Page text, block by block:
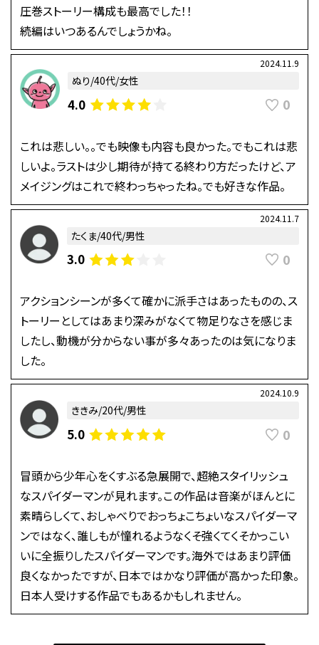
圧巻ストーリー構成も最高でした！！
続編はいつあるんでしょうかね。
2024.11.9
ぬり/40代/女性
4.0 0
これは悲しい。。でも映像も内容も良かった。でもこれは悲
しいよ。ラストは少し期待が持てる終わり方だったけど、ア
メイジングはこれで終わっちゃったね。でも好きな作品。
2024.11.7
たくま/40代/男性
3.0 0
アクションシーンが多くて確かに派手さはあったものの、ス
トーリーとしてはあまり深みがなくて物足りなさを感じま
したし、動機が分からない事が多々あったのは気になりま
した。
2024.10.9
ききみ/20代/男性
5.0 0
冒頭から少年心をくすぶる急展開で、超絶スタイリッシュ
なスパイダーマンが見れます。この作品は音楽がほんとに
素晴らしくて、おしゃべりでおっちょこちょいなスパイダーマ
ンではなく、誰しもが憧れるようなくそ強くてくそかっこい
いに全振りしたスパイダーマンです。海外ではあまり評価
良くなかったですが、日本ではかなり評価が高かった印象。
日本人受けする作品でもあるかもしれません。